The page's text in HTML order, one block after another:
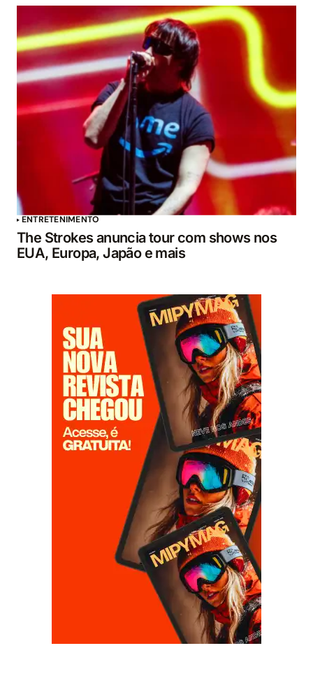
ENTRETENIMENTO
The Strokes anuncia tour com shows nos
EUA, Europa, Japão e mais